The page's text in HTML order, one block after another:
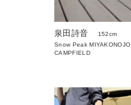
泉田詩音
152cm
Snow Peak MIYAKONOJO
CAMPFIELD